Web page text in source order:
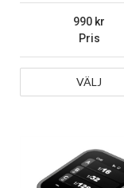
Pris
990
VÄLJ